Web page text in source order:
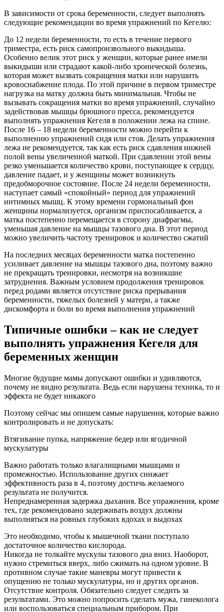
В зависимости от срока беременности, следует выполнять
следующие рекомендации во время упражнений по Кегелю:
До 12 недели беременности, то есть в течение первого
триместра, есть риск самопроизвольного выкидыша.
Особенно велик этот риск у женщин, которые ранее имели
выкидыши или страдают какой-либо хронической болезнь,
которая может вызвать сокращения матки или нарушить
кровоснабжение плода. По этой причине в первом триместре
нагрузка на матку должна быть минимальная. Чтобы не
вызывать сокращения матки во время упражнений, случайно
задействовав мышцы брюшного пресса, рекомендуется
выполнять упражнения Кегеля в положении лежа на спине.
После 16 – 18 недели беременности можно перейти к
выполнению упражнений сидя или стоя. Делать упражнения
лежа не рекомендуется, так как есть риск сдавления нижней
полой вены увеличенной маткой. При сдавлении этой вены
резко уменьшается количество крови, поступающее к сердцу,
давление падает, и у женщины может возникнуть
предобморочное состояние. После 24 недели беременности,
наступает самый «спокойный» период для упражнений
интимных мышц. К этому времени гормональный фон
женщины нормализуется, организм приспосабливается, а
матка постепенно перемещается в сторону диафрагмы,
уменьшая давление на мышцы тазового дна. В этот период
можно увеличить частоту тренировок и количество сжатий
На последних месяцах беременности матка постепенно
усиливает давление на мышцы тазового дна, поэтому важно
не прекращать тренировки, несмотря на возникшие
затруднения. Важным условием продолжения тренировок
перед родами является отсутствие риска прерывания
беременности, тяжелых болезней у матери, а также
дискомфорта и боли во время выполнения упражнений
Типичные ошибки – как не следует
выполнять упражнения Кегеля для
беременных женщин
Многие будущие мамы допускают ошибки и удивляются,
почему не видно результата. Ведь если нарушена техника, то и
эффекта не будет никакого
Поэтому сейчас мы опишем самые нарушения, которые важно
контролировать и не допускать:
Втягивание пупка, напряжение бедер или ягодичной
мускулатуры
Важно работать только влагалищными мышцами и
промежностью. Использование других снижает
эффективность раза в 4, поэтому достичь желаемого
результата не получится.
Непреднамеренная задержка дыхания. Все упражнения, кроме
тех, где рекомендовано задерживать воздух должны
выполняться на ровных глубоких вдохах и выдохах
Это необходимо, чтобы к мышечной ткани поступало
достаточное количество кислорода.
Никогда не толкайте мускулы тазового дна вниз. Наоборот,
нужно стремиться вверх, либо сжимать на одном уровне. В
противном случае такие маневры могут привести к
опущению не только мускулатуры, но и других органов.
Отсутствие контроля. Обязательно следует следить за
результатами. Это можно попросить сделать мужа, гинеколога
или воспользоваться специальным прибором. При